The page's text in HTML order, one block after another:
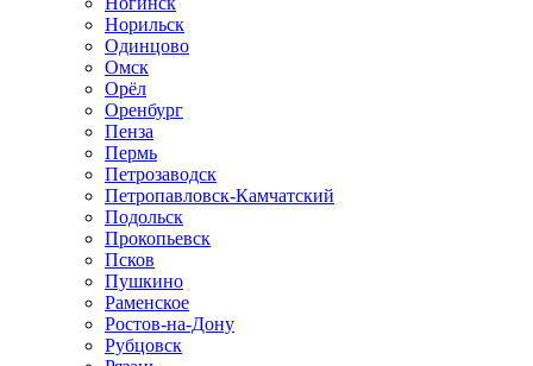
Норильск
Одинцово
Омск
Орёл
Оренбург
Пенза
Пермь
Петрозаводск
Петропавловск-Камчатский
Подольск
Прокопьевск
Псков
Пушкино
Раменское
Ростов-на-Дону
Рубцовск